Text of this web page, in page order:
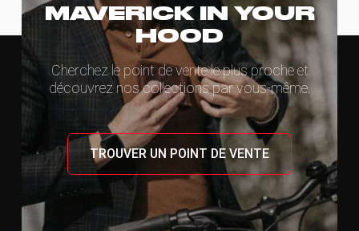
MAVERICK IN YOUR
HOOD
Cherchez le point de vente le plus proche et
découvrez nos collections par vous-même.
TROUVER UN POINT DE VENTE